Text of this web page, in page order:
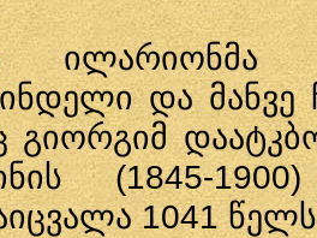
ილარიონმა
და მანვე
გიორგიმ
(1845-
1041